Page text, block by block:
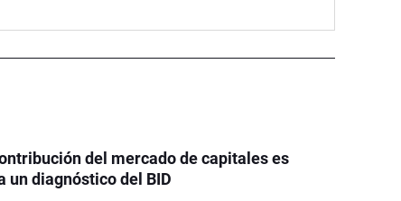
del mercado de capitales es
un diagnóstico del BID